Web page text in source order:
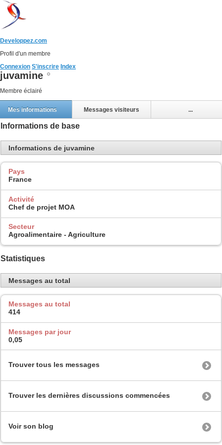
Developpez.com
Profil d'un membre
Connexion S'inscrire Index
juvamine
Membre éclairé
Mes informations Messages visiteurs ...
Informations de base
Informations de juvamine
Pays
France
Activité
Chef de projet MOA
Secteur
Agroalimentaire - Agriculture
Statistiques
Messages au total
Messages au total
414
Messages par jour
0,05
Trouver tous les messages
Trouver les dernières discussions commencées
Voir son blog